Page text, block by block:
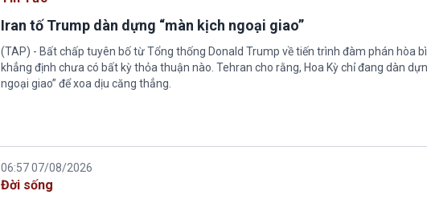
Iran tố Trump dàn dựng “màn kịch ngoại giao”
(TAP) - Bất chấp tuyên bố từ Tổng thống Donald Trump về tiến trình đàm phán hòa
khẳng định chưa có bất kỳ thỏa thuận nào. Tehran cho rằng, Hoa Kỳ chỉ đang dàn
ngoại giao” để xoa dịu căng thẳng.
06:57 07/08/2026
Đời sống